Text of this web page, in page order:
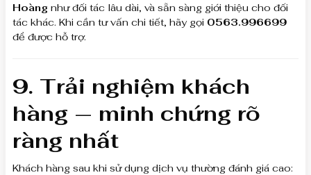
Hoàng như đối tác lâu dài, và sẵn sàng giới thiệu cho đối
tác khác. Khi cần tư vấn chi tiết, hãy gọi 0563.996699
để được hỗ trợ.
9. Trải nghiệm khách
hàng — minh chứng rõ
ràng nhất
Khách hàng sau khi sử dụng dịch vụ thường đánh giá cao: